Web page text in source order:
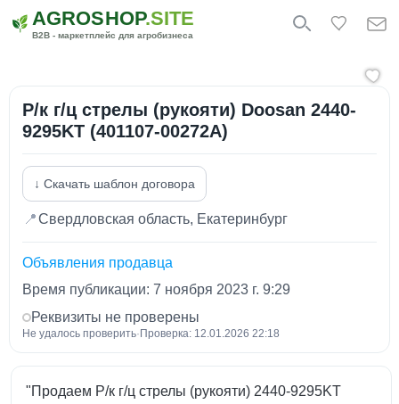
AGROSHOP.SITE
B2B - маркетплейс для агробизнеса
Р/к г/ц стрелы (рукояти) Doosan 2440-
9295KT (401107-00272A)
↓ Скачать шаблон договора
📍Свердловская область, Екатеринбург
Объявления продавца
Время публикации: 7 ноября 2023 г. 9:29
Реквизиты не проверены
Не удалось проверить· Проверка: 12.01.2026 22:18
"Продаем Р/к г/ц стрелы (рукояти) 2440-9295KT